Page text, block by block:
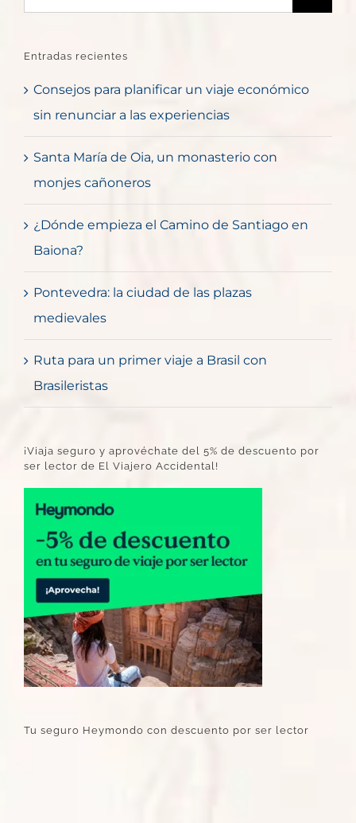
Entradas recientes
Consejos para planificar un viaje económico
sin renunciar a las experiencias
Santa María de Oia, un monasterio con
monjes cañoneros
¿Dónde empieza el Camino de Santiago en
Baiona?
Pontevedra: la ciudad de las plazas
medievales
Ruta para un primer viaje a Brasil con
Brasileristas
¡Viaja seguro y aprovéchate del 5% de descuento por
ser lector de El Viajero Accidental!
Tu seguro Heymondo con descuento por ser lector